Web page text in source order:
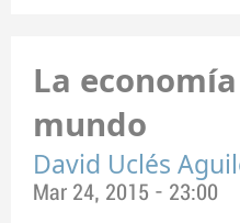
La
mundo
David Uclés
Mar 24, 2015 - 23:00